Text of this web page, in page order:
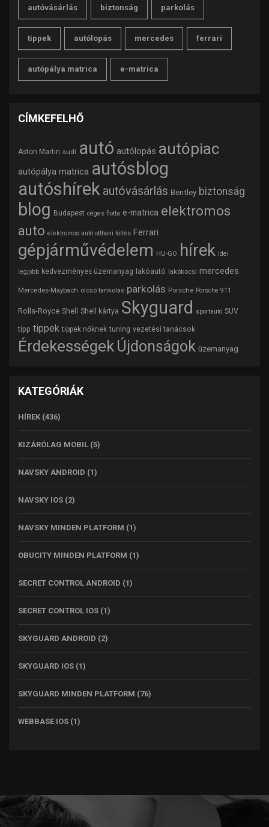
autóvásárlás biztonság parkolás
tippek autólopás mercedes ferrari
autópálya matrica e-matrica
CÍMKEFELHŐ
Aston Martin audi autó autólopás autópiac
autópálya matrica autósblog
autóshírek autóvásárlás Bentley biztonság
blog Budapest céges flotta e-matrica elektromos
auto elektromos autó otthoni töltés Ferrari
gépjárművédelem HU-GO hírek idei
legjobb kedvezményes üzemanyag lakóautó lakókocsi mercedes
Mercedes-Maybach olcsó tankolás parkolás Porsche Porsche 911
Rolls-Royce Shell Shell kártya Skyguard sportautó SUV
tipp tippek tippek nőknek tuning vezetési tanácsok
Érdekességek Újdonságok üzemanyag
KATEGÓRIÁK
HÍREK (436)
KIZÁRÓLAG MOBIL (5)
NAVSKY ANDROID (1)
NAVSKY IOS (2)
NAVSKY MINDEN PLATFORM (1)
OBUCITY MINDEN PLATFORM (1)
SECRET CONTROL ANDROID (1)
SECRET CONTROL IOS (1)
SKYGUARD ANDROID (2)
SKYGUARD IOS (1)
SKYGUARD MINDEN PLATFORM (76)
WEBBASE IOS (1)